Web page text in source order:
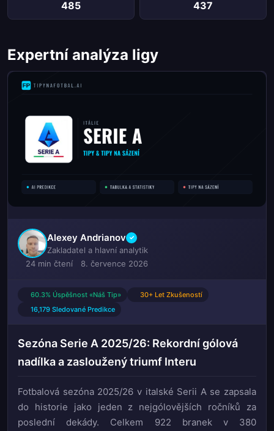
485 437
Expertní analýza ligy
Alexey Andrianov ✓
Zakladatel a hlavní analytik
24 min čtení
8. července 2026
60.3% Úspěšnost «Náš Tip»
30+ Let Zkušeností
16,179 Sledované Predikce
Sezóna Serie A 2025/26: Rekordní gólová
nadílka a zasloužený triumf Interu
Fotbalová sezóna 2025/26 v italské Serii A se zapsala
do historie jako jeden z nejgólovějších ročníků za
poslední dekády. Celkem 922 branek v 380